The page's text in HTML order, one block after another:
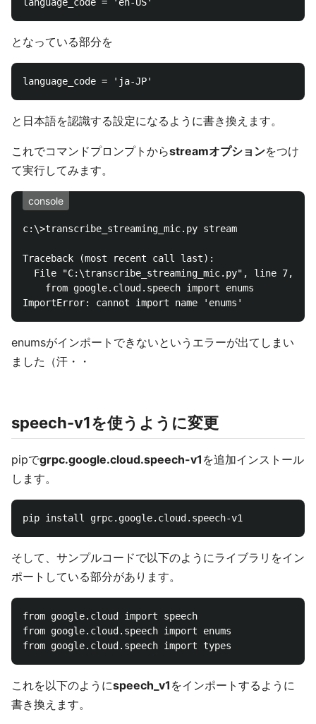
となっている部分を
と日本語を認識する設定になるように書き換えます。
これでコマンドプロンプトからstreamオプションをつけ
て実行してみます。
console
c:\>transcribe_streaming_mic.py stream
Traceback (most recent call last):
File "C:\transcribe_streaming_mic.py", line 7, in
    from google.cloud.speech import enums
enumsがインポートできないというエラーが出てしまい
ました（汗・・
speech-v1を使うように変更
pipでgrpc.google.cloud.speech-v1 を追加インストール
します。
そして、サンプルコードで以下のようにライブラリをイン
ポートしている部分があります。
from google.cloud import speech
from google.cloud.speech import enums
これを以下のようにspeech_v1 をインポートするように
書き換えます。